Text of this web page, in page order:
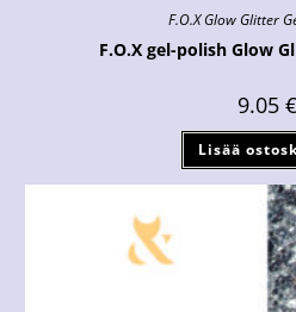
F.O.X Glow Glitter
F.O.X gel-polish Glow
9.05 €
Lisää